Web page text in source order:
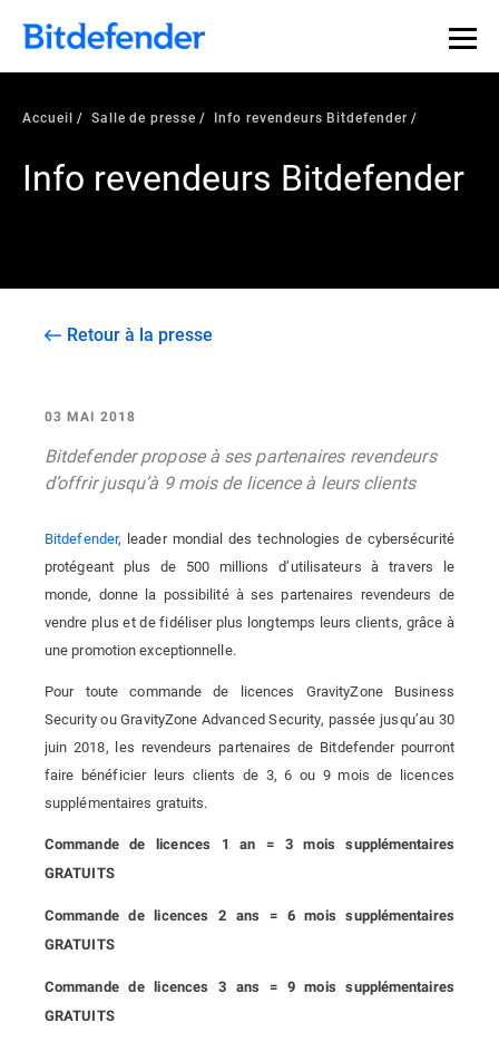
Accueil Salle de presse Info revendeurs Bitdefender
Info revendeurs Bitdefender
Retour à la presse
03 MAI 2018
Bitdefender propose à ses partenaires revendeurs
d’offrir jusqu’à 9 mois de licence à leurs clients
Bitdefender, leader mondial des technologies de cybersécurité
protégeant plus de 500 millions d’utilisateurs à travers le
monde, donne la possibilité à ses partenaires revendeurs de
vendre plus et de fidéliser plus longtemps leurs clients, grâce à
une promotion exceptionnelle.
Pour toute commande de licences GravityZone Business
Security ou GravityZone Advanced Security, passée jusqu’au 30
juin 2018, les revendeurs partenaires de Bitdefender pourront
faire bénéficier leurs clients de 3, 6 ou 9 mois de licences
supplémentaires gratuits.
Commande de licences 1 an = 3 mois supplémentaires
GRATUITS
Commande de licences 2 ans = 6 mois supplémentaires
GRATUITS
Commande de licences 3 ans = 9 mois supplémentaires
GRATUITS